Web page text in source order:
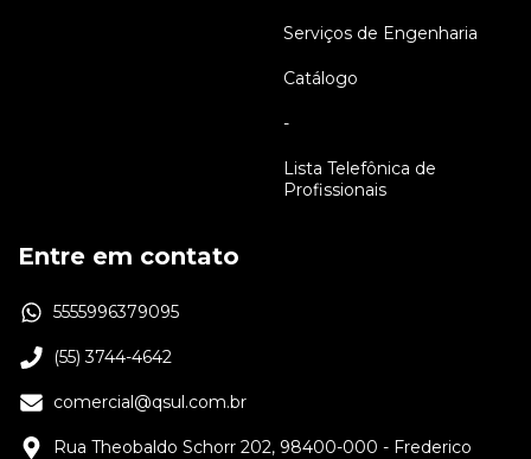
Serviços de Engenharia
Catálogo
-
Lista Telefônica de
Profissionais
Entre em contato
5555996379095
(55) 3744-4642
comercial@qsul.com.br
Rua Theobaldo Schorr 202, 98400-000 - Frederico